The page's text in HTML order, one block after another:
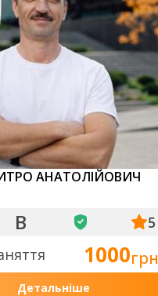
АНАТОЛІЙОВИЧ
B
5
1000грн
Детальніше